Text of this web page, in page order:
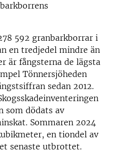
592 granbarkborrar i
en tredjedel mindre än
är fångsterna de lägsta
Tönnersjöheden
sedan 2012.
som dödats av
Sommaren 2024
en tiondel av
senaste utbrottet.